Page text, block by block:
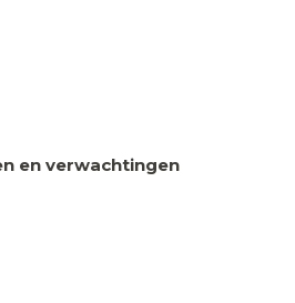
en verwachtingen